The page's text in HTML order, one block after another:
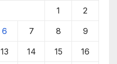
1 2
6 7 8 9
13 14 15 16